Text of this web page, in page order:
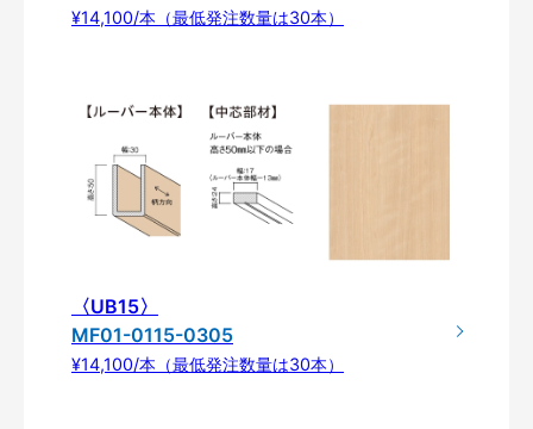
¥14,100/本（最低発注数量は30本）
〈UB15〉
MF01-0115-0305
¥14,100/本（最低発注数量は30本）